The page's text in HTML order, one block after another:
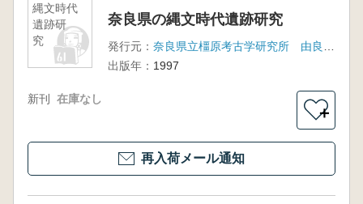
縄文時代
遺跡研
究
奈良県の縄文時代遺跡研究
発行元：
出版年： 1997
新刊 在庫なし
＋
再入荷メール通知